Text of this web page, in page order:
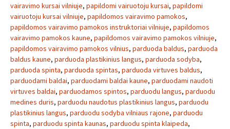
vairavimo kursai vilniuje, papildomi vairuotoju kursai, papildomi
vairuotoju kursai vilniuje, papildomos vairavimo pamokos,
papildomos vairavimo pamokos instruktoriai vilniuje, papildomos
vairavimo pamokos kaune, papildomos vairavimo pamokos vilniuje,
papildomos vairavimo pamokos vilnius, parduoda baldus, parduoda
baldus kaune, parduoda plastikinius langus, parduoda sodyba,
parduoda spinta, parduoda spintas, parduoda virtuves baldus,
parduodami baldai, parduodami baldai kaune, parduodami naudoti
virtuves baldai, parduodamos spintos, parduodu langus, parduodu
medines duris, parduodu naudotus plastikinius langus, parduodu
plastikinius langus, parduodu sodyba vilniaus rajone, parduodu
spinta, parduodu spinta kaunas, parduodu spinta klaipeda,